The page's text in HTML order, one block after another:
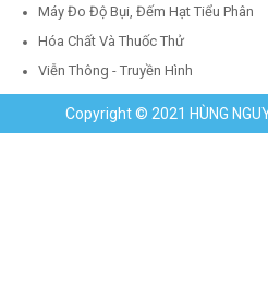
Máy Đo Độ Bụi, Đếm Hạt Tiểu Phân
Hóa Chất Và Thuốc Thử
Viễn Thông - Truyền Hình
Copyright © 2021 HÙNG